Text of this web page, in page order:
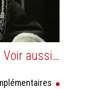
Voir aussi…